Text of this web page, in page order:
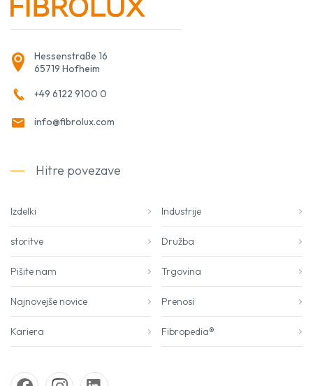
Hessenstraße 16
65719 Hofheim
+49 6122 9100 0
info@fibrolux.com
Hitre povezave
Izdelki Industrije
storitve Družba
Pišite nam Trgovina
Najnovejše novice Prenosi
Kariera Fibropedia®